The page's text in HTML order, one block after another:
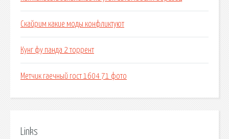
Скайрим какие моды конфликтуют
Кунг фу панда 2 торрент
Метчик гаечный гост 1604 71 фото
Links